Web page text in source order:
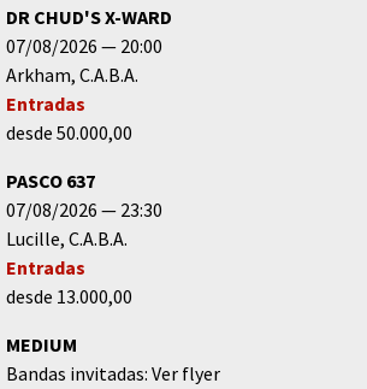
DR CHUD'S X-WARD
07/08/2026
20:00
Arkham C.A.B.A.
Entradas
desde 50.000,00
PASCO 637
07/08/2026
23:30
Lucille C.A.B.A.
Entradas
desde 13.000,00
MEDIUM
Bandas invitadas: Ver flyer